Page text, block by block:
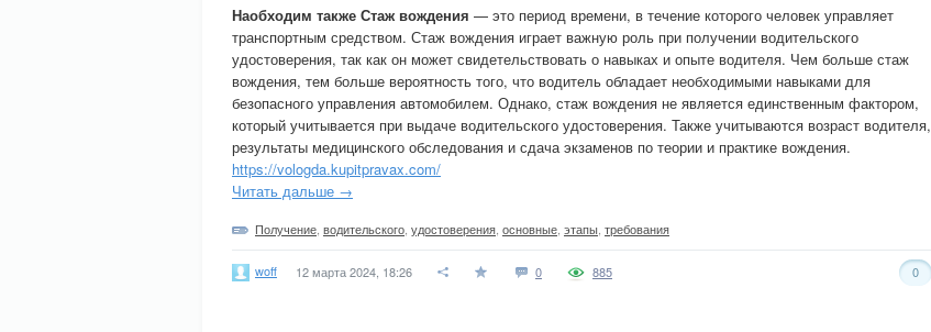
Наобходим также Стаж вождения — это период времени, в течение которого человек управляет
транспортным средством. Стаж вождения играет важную роль при получении водительского
удостоверения, так как он может свидетельствовать о навыках и опыте водителя. Чем больше стаж
вождения, тем больше вероятность того, что водитель обладает необходимыми навыками для
безопасного управления автомобилем. Однако, стаж вождения не является единственным фактором,
который учитывается при выдаче водительского удостоверения. Также учитываются возраст водителя,
результаты медицинского обследования и сдача экзаменов по теории и практике вождения.
https://vologda.kupitpravax.com/
Читать дальше →
Получение водительского удостоверения основные этапы требования
woff 12 марта 2024, 18:26 0 0
885